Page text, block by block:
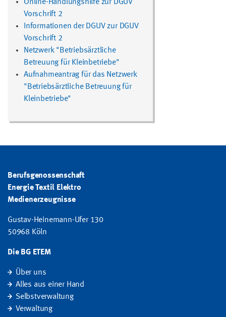
Online-Handlungshilfe zur DGUV
Vorschrift 2
Informationen der DGUV zur DGUV
Vorschrift 2
Netzwerk "Betriebsärztliche
Betreuung für Kleinbetriebe"
Aufnahmeantrag für das Netzwerk
"Betriebsärztliche Betreuung für
Kleinbetriebe"
Berufsgenossenschaft
Energie Textil Elektro
Medienerzeugnisse
Gustav-Heinemann-Ufer 130
50968 Köln
Die BG ETEM
Über uns
Alles aus einer Hand
Selbstverwaltung
Verwaltung